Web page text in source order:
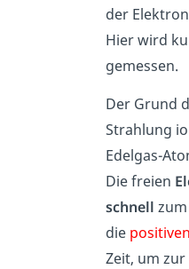
der
Hier wird
gemessen.
Der Grund
Strahlung
Edelgas-
Die freien
schnell
die positiven
Zeit, um